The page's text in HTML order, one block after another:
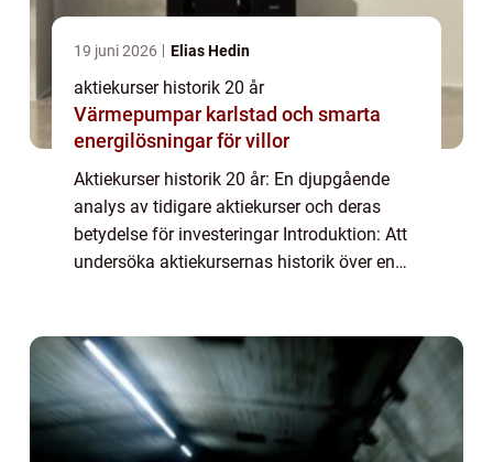
19 juni 2026 Elias Hedin
aktiekurser historik 20 år
Värmepumpar karlstad och smarta
energilösningar för villor
Aktiekurser historik 20 år: En djupgående
analys av tidigare aktiekurser och deras
betydelse för investeringar Introduktion: Att
undersöka aktiekursernas historik över en
sp...